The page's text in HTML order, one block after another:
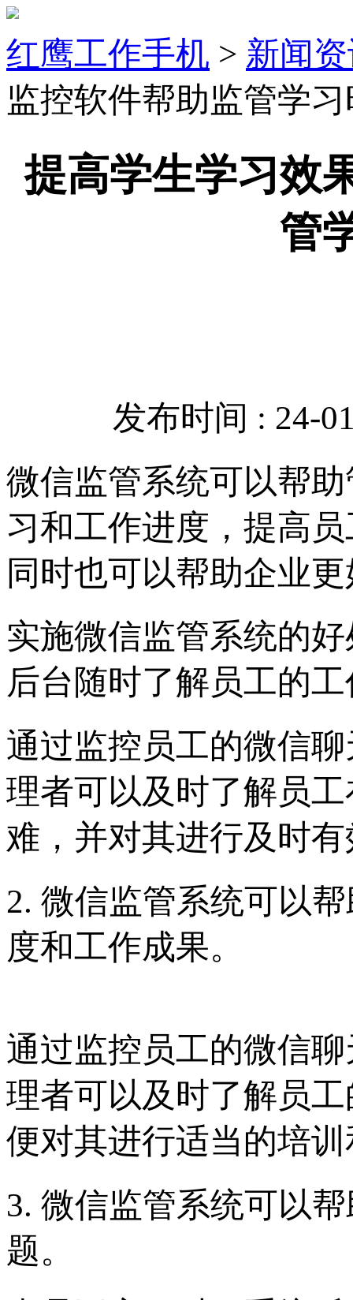
红鹰工作手机 > 新闻
监控软件帮助监管学
提高学生学习效
管
发布时间 : 24-
微信监管系统可以帮
习和工作进度，提高
同时也可以帮助企业
实施微信监管系统的
后台随时了解员工的
通过监控员工的微信
理者可以及时了解员
难，并对其进行及时
2. 微信监管系统可以
度和工作成果。
通过监控员工的微信
理者可以及时了解员
便对其进行适当的培
3. 微信监管系统可以
题。